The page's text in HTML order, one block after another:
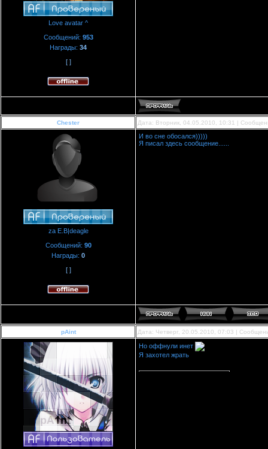
Love avatar ^
Сообщений: 953
Награды: 34
[ ]
Chester Дата: Вторник, 04.05.2010, 10:31 |
za E.B|deagle
Сообщений: 90
Награды: 0
[ ]
И во сне обосался)))))
Я писал здесь сообщение......
pAint Дата: Четверг, 20.05.2010, 07:03 |
Но оффнули инет
Я захотел жрать